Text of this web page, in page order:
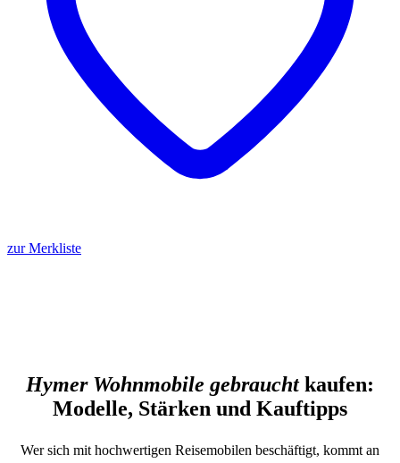
zur Merkliste
Hymer Wohnmobile gebrauchtkaufen:
Modelle, Stärken und Kauftipps
Wer sich mit hochwertigen Reisemobilen beschäftigt, kommt an